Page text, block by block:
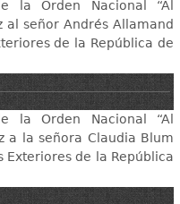
la Orden Nacional “Al
al señor Andrés Allamand
de la República de
la Orden Nacional “Al
a la señora Claudia Blum
Exteriores de la República